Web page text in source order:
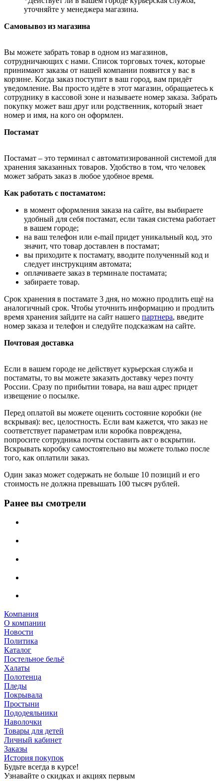
уточняйте у менеджера магазина.
Самовывоз из магазина
Вы можете забрать товар в одном из магазинов,
сотрудничающих с нами. Список торговых точек, которые
принимают заказы от нашей компании появится у вас в
корзине. Когда заказ поступит в ваш город, вам придёт
уведомление. Вы просто идёте в этот магазин, обращаетесь к
сотруднику в кассовой зоне и называете номер заказа. Забрать
покупку может ваш друг или родственник, который знает
номер и имя, на кого он оформлен.
Постамат
Постамат – это терминал с автоматизированной системой для
хранения заказанных товаров. Удобство в том, что человек
может забрать заказ в любое удобное время.
Как работать с постаматом:
в момент оформления заказа на сайте, вы выбираете
удобный для себя постамат, если такая система работает
в вашем городе;
на ваш телефон или e-mail придет уникальный код, это
значит, что товар доставлен в постамат;
вы приходите к постамату, вводите полученный код и
следует инструкциям автомата;
оплачиваете заказ в терминале постамата;
забираете товар.
Срок хранения в постамате 3 дня, но можно продлить ещё на
аналогичный срок. Чтобы уточнить информацию и продлить
время хранения зайдите на сайт нашего партнера, введите
номер заказа и телефон и следуйте подсказкам на сайте.
Почтовая доставка
Если в вашем городе не действует курьерская служба и
постаматы, то вы можете заказать доставку через почту
России. Сразу по прибытии товара, на ваш адрес придет
извещение о посылке.
Перед оплатой вы можете оценить состояние коробки (не
вскрывая): вес, целостность. Если вам кажется, что заказ не
соответствует параметрам или коробка повреждена,
попросите сотрудника почты составить акт о вскрытии.
Вскрывать коробку самостоятельно вы можете только после
того, как оплатили заказ.
Один заказ может содержать не больше 10 позиций и его
стоимость не должна превышать 100 тысяч рублей.
Ранее вы смотрели
Компания
О компании
Новости
Политика
Каталог
Постельное бельё
Халаты
Полотенца
Пледы
Покрывала
Простыни
Пододеяльники
Наволочки
Товары для детей
Личный кабинет
Заказы
История покупок
Будьте всегда в курсе!
Узнавайте о скидках и акциях первым